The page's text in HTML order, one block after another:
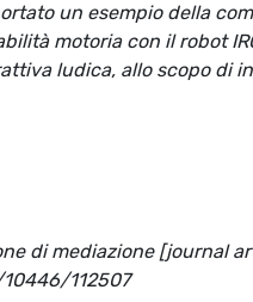
un esempio della
motoria con il robot
ludica, allo scopo di
di mediazione [journal
112507